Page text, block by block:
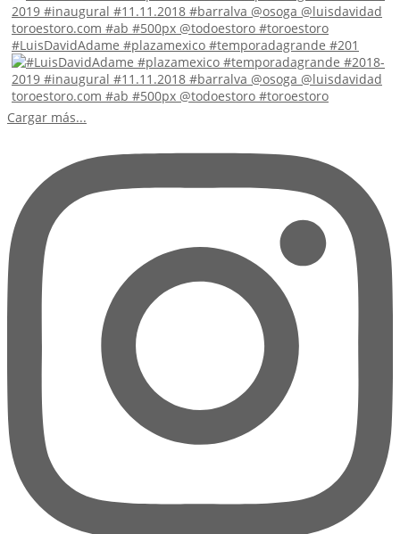
#LuisDavidAdame #plazamexico #temporadagrande #201
Cargar más...